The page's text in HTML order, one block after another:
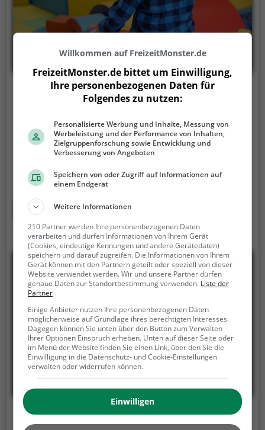
Kinderland Strupinga
Kinderland Strupinga ist ein Indoorspielplatz in
Straubing. In einer überdachten Halle können sich
über Hüpfburgen, Trampolinen und vielem mehr ist
im Kinderland Strupinga für jeden etwas dabei.
Mehr erfahren
Peppino
Willkommen auf FreizeitMonster.de
FreizeitMonster.de bittet um Einwilligung,
Ihre personenbezogenen Daten für
Folgendes zu nutzen:
Personalisierte Werbung und Inhalte, Messung von
Werbeleistung und der Performance von Inhalten,
Zielgruppenforschung sowie Entwicklung und
Verbesserung von Angeboten
Speichern von oder Zugriff auf Informationen auf
einem Endgerät
Weitere Informationen
210 Partner werden Ihre personenbezogenen Daten
verarbeiten und dürfen Informationen von Ihrem Gerät
(Cookies, eindeutige Kennungen und andere Gerätedaten)
speichern und darauf zugreifen. Die Informationen von Ihrem
Gerät können mit den Partnern geteilt oder speziell von dieser
Website verwendet werden. Wir und unsere Partner dürfen
genaue Daten zur Standortbestimmung verwenden. Liste der
Partner
Einige Anbieter nutzen Ihre personenbezogenen Daten
möglicherweise auf Grundlage ihres berechtigten Interesses.
Dagegen können Sie unten über den Button zum Verwalten
Ihrer Optionen Einspruch erheben. Unten auf dieser Seite oder
im Menü der Website finden Sie einen Link, über den Sie die
Einwilligung in die Datenschutz- und Cookie-Einstellungen
verwalten oder widerrufen können.
Einwilligen